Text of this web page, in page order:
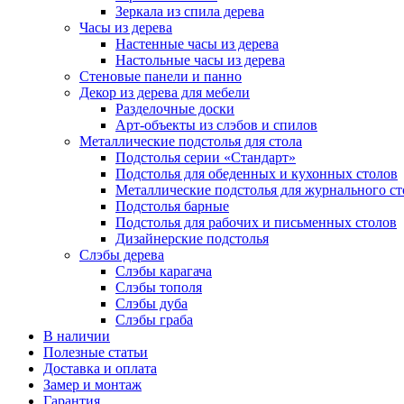
Зеркала из спила дерева
Часы из дерева
Настенные часы из дерева
Настольные часы из дерева
Стеновые панели и панно
Декор из дерева для мебели
Разделочные доски
Арт-объекты из слэбов и спилов
Металлические подстолья для стола
Подстолья серии «Стандарт»
Подстолья для обеденных и кухонных столов
Металлические подстолья для журнального
Подстолья барные
Подстолья для рабочих и письменных столов
Дизайнерские подстолья
Слэбы дерева
Слэбы карагача
Слэбы тополя
Слэбы дуба
Слэбы граба
В наличии
Полезные статьи
Доставка и оплата
Замер и монтаж
Гарантия